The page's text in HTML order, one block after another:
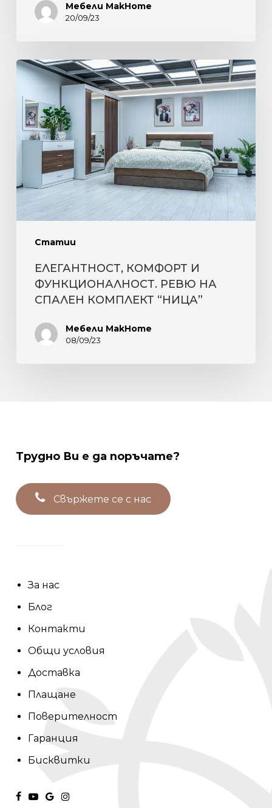
Мебели MakHome
20/09/23
Статии
ЕЛЕГАНТНОСТ,
КОМФОРТ
ФУНКЦИОНАЛНОСТ.
РЕВЮ
СПАЛЕН
КОМПЛЕКТ
“НИЦА”
ЕЛЕГАНТНОСТ, КОМФОРТ И
ФУНКЦИОНАЛНОСТ. РЕВЮ НА
СПАЛЕН КОМПЛЕКТ “НИЦА”
Мебели MakHome
08/09/23
Трудно Ви е да поръчате?
Свържете се с нас
За нас
Блог
Контакти
Общи условия
Доставка
Плащане
Поверителност
Гаранция
Бисквитки
facebook
youtube
google-instagram